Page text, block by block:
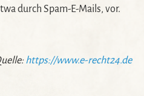
durch Spam-E-Mails, vor.
https://www.e-recht24.de